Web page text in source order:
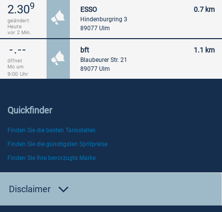
2.309
geändert
Heute
vor 2 Min.
ESSO 0.7 km
Hindenburgring 3
89077 Ulm
-.--
öffnet
Mo um
9:00 Uhr
bft 1.1 km
Blaubeurer Str. 21
89077 Ulm
Quickfinder
Finden Sie die besten Tankstellen
Finden Sie die günstigsten Spritpreise
Finden Sie Ihre bevorzugte Marke
Disclaimer